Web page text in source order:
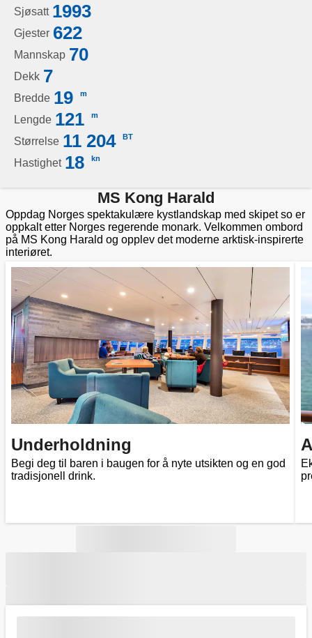
Sjøsatt 1993
Gjester 622
Mannskap 70
Dekk 7
Bredde 19 m
Lengde 121 m
Størrelse 11 204 BT
Hastighet 18 kn
MS Kong Harald
Oppdag Norges spektakulære kystlandskap med skipet so er
oppkalt etter Norges regerende monark. Velkommen ombord
på MS Kong Harald og opplev det moderne arktisk-inspirerte
interiøret.
Underholdning
Begi deg til baren i baugen for å nyte utsikten og en god
tradisjonell drink.